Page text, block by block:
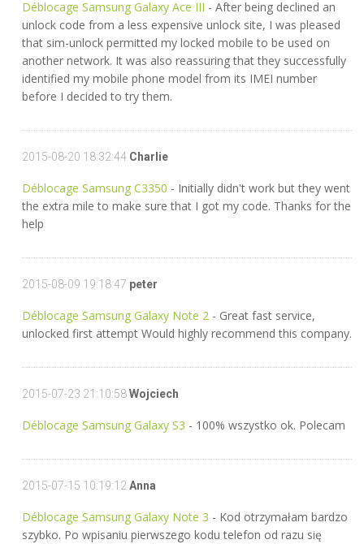
Déblocage Samsung Galaxy Ace III - After being declined an
unlock code from a less expensive unlock site, I was pleased
that sim-unlock permitted my locked mobile to be used on
another network. It was also reassuring that they successfully
identified my mobile phone model from its IMEI number
before I decided to try them.
2015-08-20 18:32:44 Charlie
Déblocage Samsung C3350 - Initially didn't work but they went
the extra mile to make sure that I got my code. Thanks for the
help
2015-08-09 19:18:47 peter
Déblocage Samsung Galaxy Note 2 - Great fast service,
unlocked first attempt Would highly recommend this company.
2015-07-23 21:10:58Wojciech
Déblocage Samsung Galaxy S3 - 100% wszystko ok. Polecam
2015-07-15 10:19:12 Anna
Déblocage Samsung Galaxy Note 3 - Kod otrzymałam bardzo
szybko. Po wpisaniu pierwszego kodu telefon od razu się